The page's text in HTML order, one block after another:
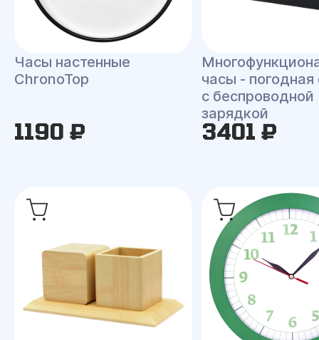
Часы настенные
ChronoTop
1190 ₽
часы - погодная
с беспроводной
зарядкой
3401 ₽